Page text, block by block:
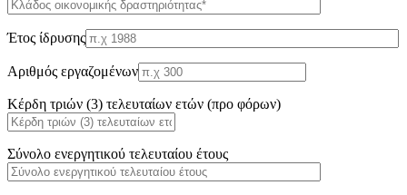
Έτος ίδρυσης
Αριθμός εργαζομένων
Κέρδη τριών (3) τελευταίων ετών (προ φόρων)
Σύνολο ενεργητικού τελευταίου έτους